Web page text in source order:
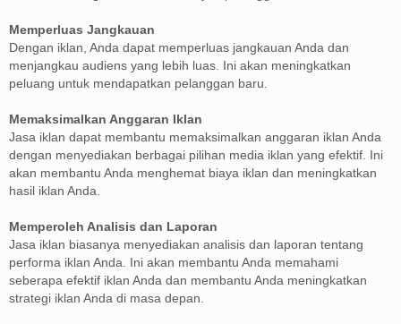
Memperluas Jangkauan
Dengan iklan, Anda dapat memperluas jangkauan Anda dan
menjangkau audiens yang lebih luas. Ini akan meningkatkan
peluang untuk mendapatkan pelanggan baru.
Memaksimalkan Anggaran Iklan
Jasa iklan dapat membantu memaksimalkan anggaran iklan Anda
dengan menyediakan berbagai pilihan media iklan yang efektif. Ini
akan membantu Anda menghemat biaya iklan dan meningkatkan
hasil iklan Anda.
Memperoleh Analisis dan Laporan
Jasa iklan biasanya menyediakan analisis dan laporan tentang
performa iklan Anda. Ini akan membantu Anda memahami
seberapa efektif iklan Anda dan membantu Anda meningkatkan
strategi iklan Anda di masa depan.